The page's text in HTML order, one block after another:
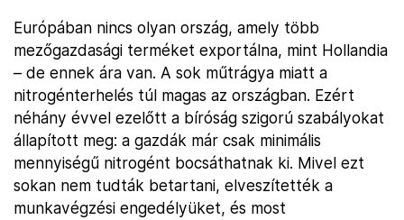
Európában nincs olyan ország, amely több
mezőgazdasági terméket exportálna, mint Hollandia
– de ennek ára van. A sok műtrágya miatt a
nitrogénterhelés túl magas az országban. Ezért
néhány évvel ezelőtt a bíróság szigorú szabályokat
állapított meg: a gazdák már csak minimális
mennyiségű nitrogént bocsáthatnak ki. Mivel ezt
sokan nem tudták betartani, elveszítették a
munkavégzési engedélyüket, és most